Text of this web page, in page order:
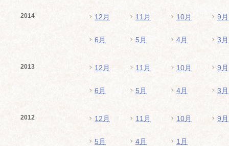
2014 12月 11月 10月 9月
6月 5月 4月 3月
2013 12月 11月 10月 9月
6月 5月 4月 3月
2012 12月 11月 10月 9月
5月 4月 1月